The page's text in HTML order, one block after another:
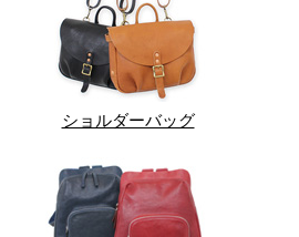
ショルダーバッグ